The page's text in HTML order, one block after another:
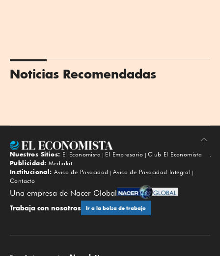
Noticias Recomendadas
Subir
Nuestros Sitios: El Economista El Empresario
Club El Economista
Publicidad: Mediakit
Institucional: Aviso de Privacidad
Aviso de Privacidad Integral
Contacto
Una empresa de Nacer Global
Trabaja con nosotros Ir a la bolsa de trabajo